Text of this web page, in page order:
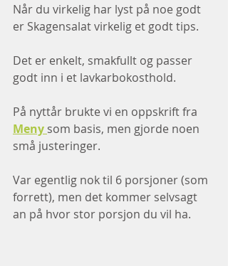
Når du virkelig har lyst på noe godt
er Skagensalat virkelig et godt tips.
Det er enkelt, smakfullt og passer
godt inn i et lavkarbokosthold.
På nyttår brukte vi en oppskrift fra
Meny som basis, men gjorde noen
små justeringer.
Var egentlig nok til 6 porsjoner (som
forrett), men det kommer selvsagt
an på hvor stor porsjon du vil ha.